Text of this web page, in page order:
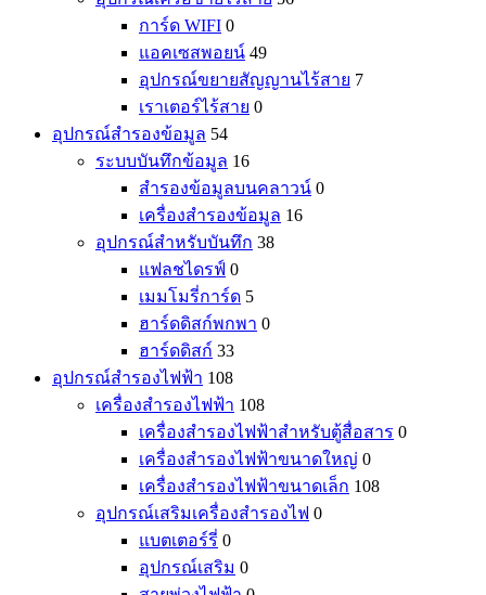
การ์ด WIFI 0
แอคเซสพอยน์ 49
อุปกรณ์ขยายสัญญานไร้สาย 7
เราเตอร์ไร้สาย 0
อุปกรณ์สำรองข้อมูล 54
ระบบบันทึกข้อมูล 16
สำรองข้อมูลบนคลาวน์ 0
เครื่องสำรองข้อมูล 16
อุปกรณ์สำหรับบันทึก 38
แฟลชไดรฟ์ 0
เมมโมรี่การ์ด 5
ฮาร์ดดิสก์พกพา 0
ฮาร์ดดิสก์ 33
อุปกรณ์สำรองไฟฟ้า 108
เครื่องสำรองไฟฟ้า 108
เครื่องสำรองไฟฟ้าสำหรับตู้สื่อสาร 0
เครื่องสำรองไฟฟ้าขนาดใหญ่ 0
เครื่องสำรองไฟฟ้าขนาดเล็ก 108
อุปกรณ์เสริมเครื่องสำรองไฟ 0
แบตเตอร์รี่ 0
อุปกรณ์เสริม 0